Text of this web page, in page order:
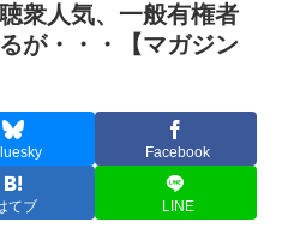
衆人気、一般有権者
が・・・【マガジン
Facebook
てブ LINE